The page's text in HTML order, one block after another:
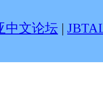
中文论坛 |